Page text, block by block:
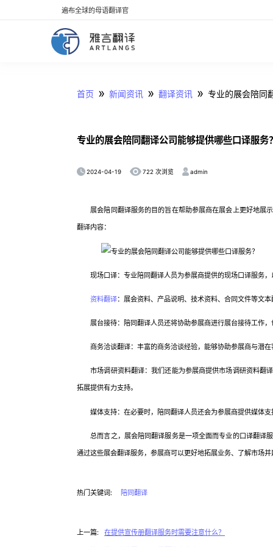
遍布全球的母语翻译官
首页 » 新闻资讯 » 翻译资讯 » 专业的展会陪同
专业的展会陪同翻译公司能够提供哪些口译服务？
2024-04-19 722 次浏览 admin
展会陪同翻译服务的目的旨在帮助参展商在展会上更好地展
翻译内容：
现场口译：专业陪同翻译人员为参展商提供的现场口译服务，
资料翻译：展会资料、产品说明、技术资料、合同文件等文
展台接待：陪同翻译人员还将协助参展商进行展台接待工作，
商务洽谈翻译：丰富的商务洽谈经验，能够协助参展商与潜在
市场调研资料翻译：我们还能为参展商提供市场调研资料翻
拓展提供有力支持。
媒体支持：在必要时，陪同翻译人员还会为参展商提供媒体支
总而言之，展会陪同翻译服务是一项全面而专业的口译翻译服
通过这些展会翻译服务，参展商可以更好地拓展业务、了解市场并
热门关键词: 陪同翻译
上一篇: 在提供宣传册翻译服务时需要注意什么？